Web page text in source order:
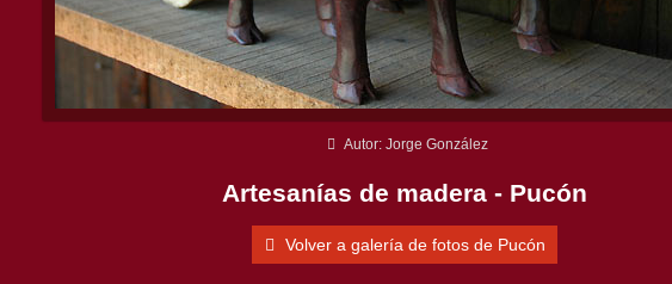
Autor: Jorge González
Artesanías de madera - Pucón
Volver a galería de fotos de Pucón